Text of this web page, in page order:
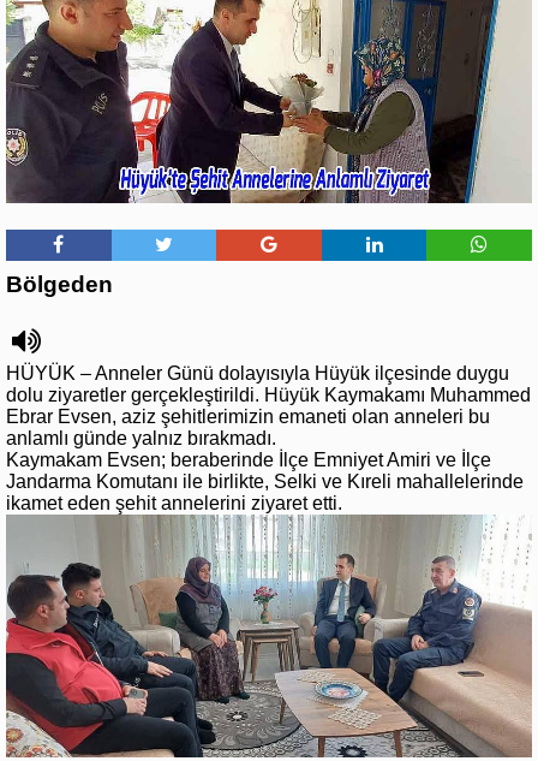
Bölgeden
HÜYÜK – Anneler Günü dolayısıyla Hüyük ilçesinde duygu
dolu ziyaretler gerçekleştirildi. Hüyük Kaymakamı Muhammed
Ebrar Evsen, aziz şehitlerimizin emaneti olan anneleri bu
anlamlı günde yalnız bırakmadı.
Kaymakam Evsen; beraberinde İlçe Emniyet Amiri ve İlçe
Jandarma Komutanı ile birlikte, Selki ve Kıreli mahallelerinde
ikamet eden şehit annelerini ziyaret etti.